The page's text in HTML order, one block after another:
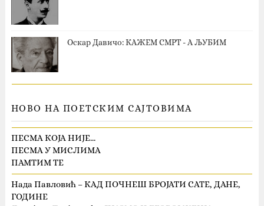
Оскар Давичо‎: КАЖЕМ СМРТ - А ЉУБИМ
НОВО НА ПОЕТСКИМ САЈТОВИМА
ПЕСМА КОЈА НИЈЕ…
ПЕСМА У МИСЛИМА
ПАМТИМ ТЕ
Нада Павловић – КАД ПОЧНЕШ БРОЈАТИ САТЕ, ДАНЕ,
ГОДИНЕ